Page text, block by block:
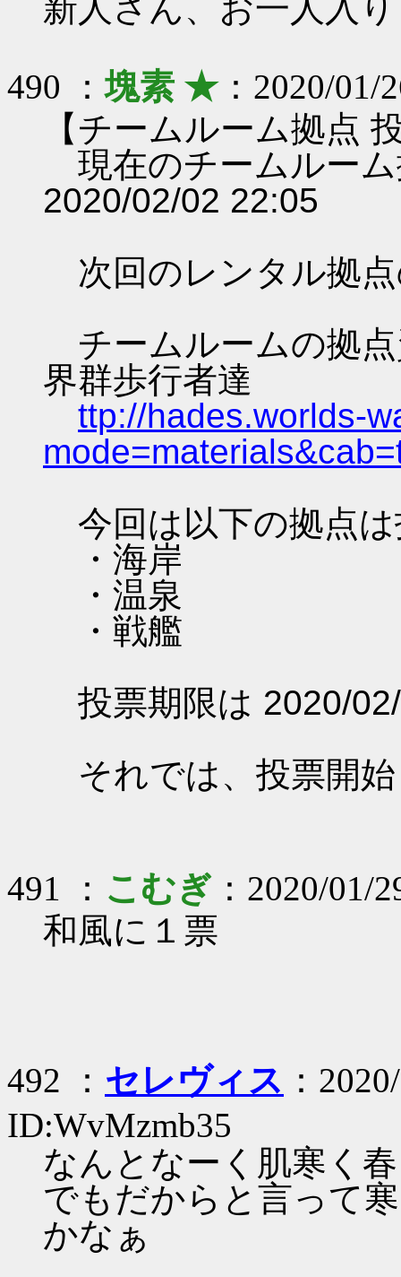
新人さん、お一人入
490 ：塊素 ★：2020/01/
【チームルーム拠点
現在のチームルー
2020/02/02 22:05
次回のレンタル拠
チームルームの拠
界群歩行者達
ttp://hades.worlds-
今回は以下の拠点
・海岸
・温泉
・戦艦
投票期限は 2020/
それでは、投票開
491 ： こむぎ ：2020/01/
和風に１票
492 ： セレヴィス ：
ID:WvMzmb35
なんとなーく肌寒く
でもだからと言って
かなぁ